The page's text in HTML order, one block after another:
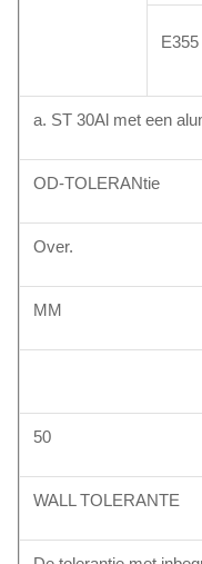
E355
a. ST 30Al met een
OD-TOLERANtie
Over.
MM
50
WALL TOLERANTE